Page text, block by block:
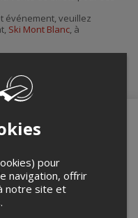
événement, veuillez
Ski Mont Blanc, à
pour
navigation, offrir
notre site et